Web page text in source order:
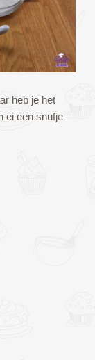
heb je het
ei een snufje